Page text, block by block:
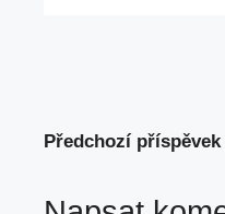
Předchozí příspěvek